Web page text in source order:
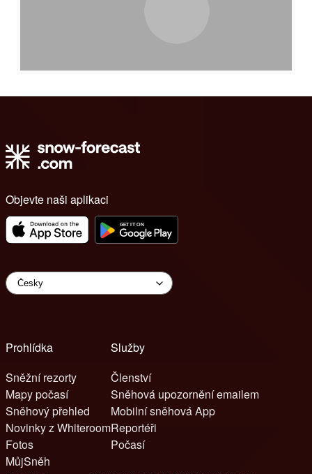
Objevte naši aplikaci
Prohlídka
Sněžní rezorty
Mapy počasí
Sněhový přehled
Novinky z Whiteroom
Fotos
MůjSněh
Služby
Členství
Sněhová upozornění emailem
Mobilní sněhová App
Reportéři
Počasí